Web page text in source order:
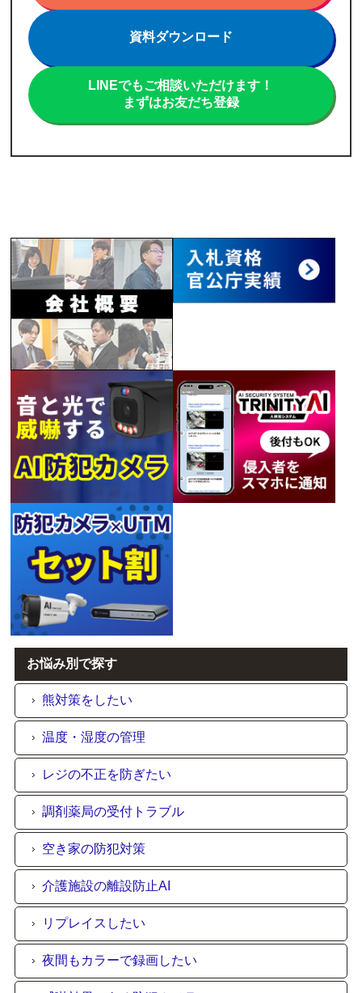
資料ダウンロード
LINEでもご相談いただけます！
まずはお友だち登録
お悩み別で探す
熊対策をしたい
温度・湿度の管理
レジの不正を防ぎたい
調剤薬局の受付トラブル
空き家の防犯対策
介護施設の離設防止AI
リプレイスしたい
夜間もカラーで録画したい